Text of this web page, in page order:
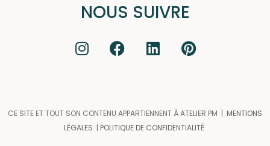
NOUS SUIVRE
CE SITE ET TOUT SON CONTENU APPARTIENNENT À ATELIER PM | MENTIONS
LÉGALES | POLITIQUE DE CONFIDENTIALITÉ